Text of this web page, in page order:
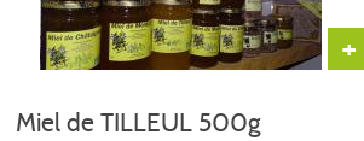
+
Miel de TILLEUL 500g